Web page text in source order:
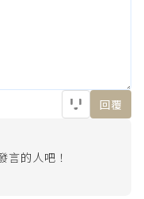
回覆
言的人吧！